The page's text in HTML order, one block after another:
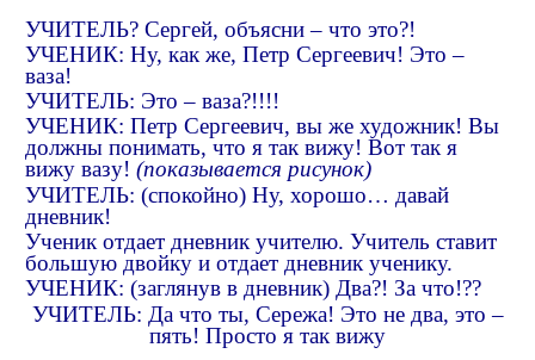
УЧИТЕЛЬ? Сергей, объясни – что это?!
УЧЕНИК: Ну, как же, Петр Сергеевич! Это –
ваза!
УЧИТЕЛЬ: Это – ваза?!!!!
УЧЕНИК: Петр Сергеевич, вы же художник! Вы
должны понимать, что я так вижу! Вот так я
вижу вазу! (показывается рисунок)
УЧИТЕЛЬ: (спокойно) Ну, хорошо… давай
дневник!
Ученик отдает дневник учителю. Учитель ставит
большую двойку и отдает дневник ученику.
УЧЕНИК: (заглянув в дневник) Два?! За что!??
УЧИТЕЛЬ: Да что ты, Сережа! Это не два, это –
пять! Просто я так вижу